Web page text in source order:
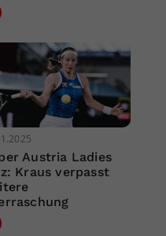
Austria Ladies
Kraus verpasst